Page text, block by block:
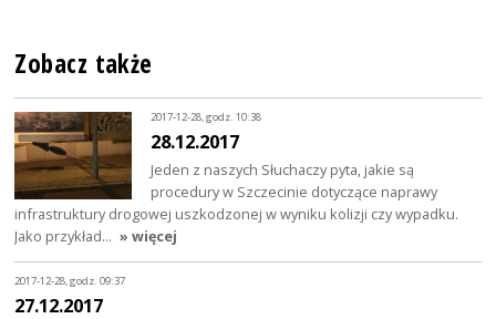
Zobacz także
2017-12-28, godz. 10:38
28.12.2017
Jeden z naszych Słuchaczy pyta, jakie są
procedury w Szczecinie dotyczące naprawy
infrastruktury drogowej uszkodzonej w wyniku kolizji czy wypadku.
Jako przykład… » więcej
2017-12-28, godz. 09:37
27.12.2017